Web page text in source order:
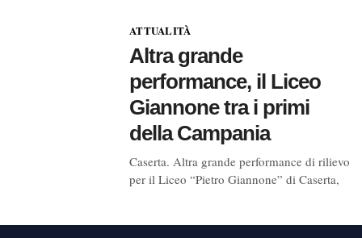
ATTUALITÀ
Altra grande
performance, il Liceo
Giannone tra i primi
della Campania
Caserta. Altra grande performance di rilievo
per il Liceo “Pietro Giannone” di Caserta,